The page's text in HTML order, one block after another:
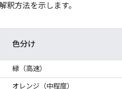
方法を示します。
色分け
緑（高速）
オレンジ（中程度）